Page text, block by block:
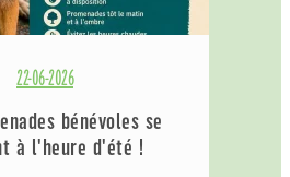
22-06-2026
bénévoles se
à l'heure d'été !